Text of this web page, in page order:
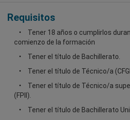
Requisitos
Tener 18 años o cumplirlos
comienzo de la formación
Tener el título de Bachillerato.
Tener el título de Técnico/a
Tener el título de Técnico/a
(FPII).
Tener el título de Bachillerato